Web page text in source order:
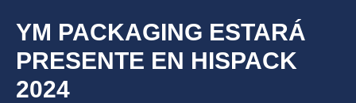
YM PACKAGING ESTARÁ
PRESENTE EN HISPACK
2024